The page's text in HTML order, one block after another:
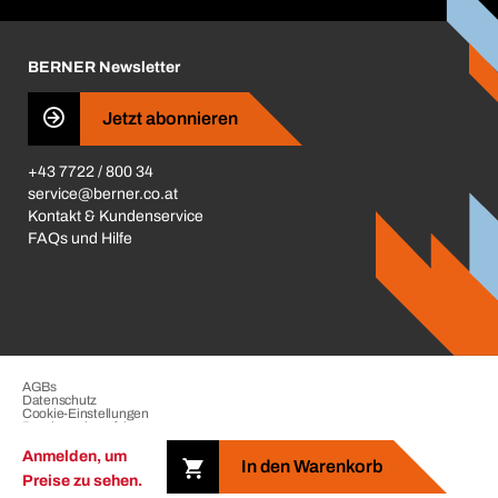
Anmelden, um
Preise zu sehen.
In den Warenkorb
Presse
Business Conduct
BERNER Newsletter
Jetzt abonnieren
+43 7722 / 800 34
service@berner.co.at
Kontakt & Kundenservice
FAQs und Hilfe
Copyright © 2026. The BERNER Group. All rights reserved.
AGBs
Datenschutz
Cookie-Einstellungen
Beschwerdeverfahren